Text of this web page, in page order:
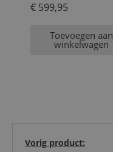
€ 599,95
Toevoegen aan
winkelwagen
Vorig product: